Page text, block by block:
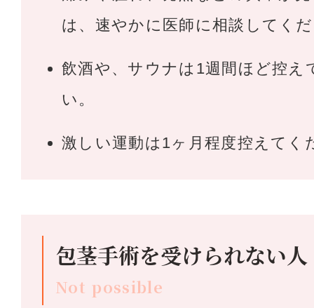
は、速やかに医師に相談してく
飲酒や、サウナは1週間ほど控え
い。
激しい運動は1ヶ月程度控えてく
包茎手術を受けられない人
Not possible